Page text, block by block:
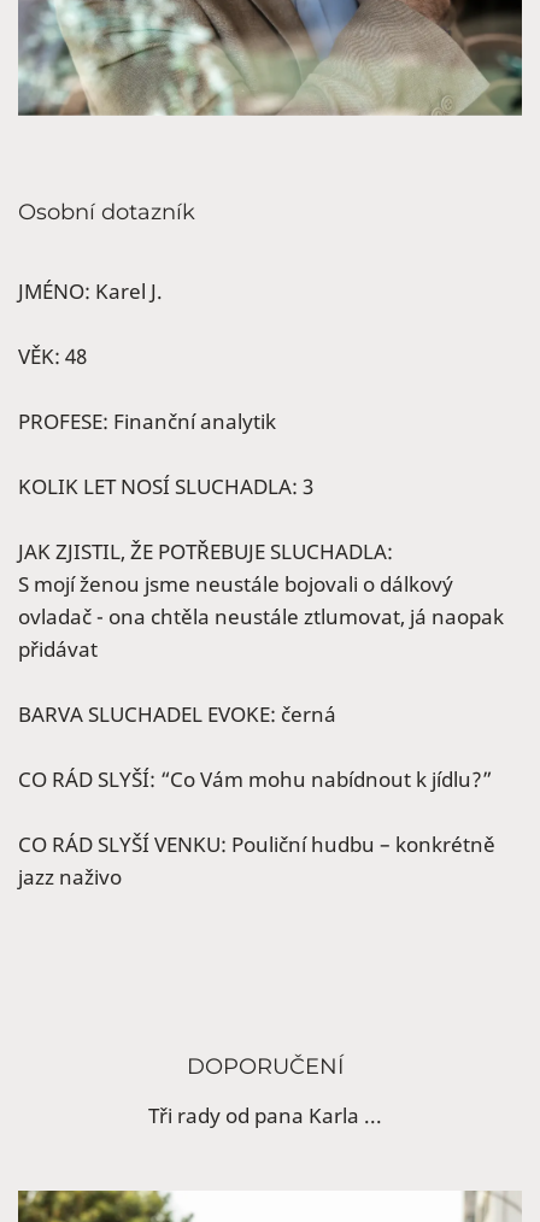
Osobní dotazník
JMÉNO: Karel J.
VĚK: 48
PROFESE: Finanční analytik
KOLIK LET NOSÍ SLUCHADLA: 3
JAK ZJISTIL, ŽE POTŘEBUJE SLUCHADLA:
S mojí ženou jsme neustále bojovali o dálkový
ovladač - ona chtěla neustále ztlumovat, já naopak
přidávat
BARVA SLUCHADEL EVOKE: černá
CO RÁD SLYŠÍ: “Co Vám mohu nabídnout k jídlu?”
CO RÁD SLYŠÍ VENKU: Pouliční hudbu – konkrétně
jazz naživo
DOPORUČENÍ
Tři rady od pana Karla ...